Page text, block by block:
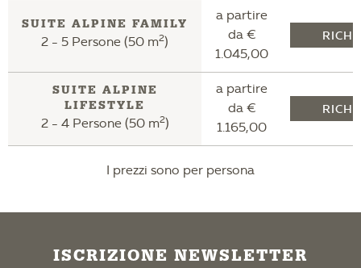
SUITE ALPINE FAMILY
2 - 5 Persone (50 m2)
a partire
da €
1.045,00
SUITE ALPINE
LIFESTYLE
2 - 4 Persone (50 m2)
a partire
da €
1.165,00
I prezzi sono per persona
ISCRIZIONE NEWSLETTER